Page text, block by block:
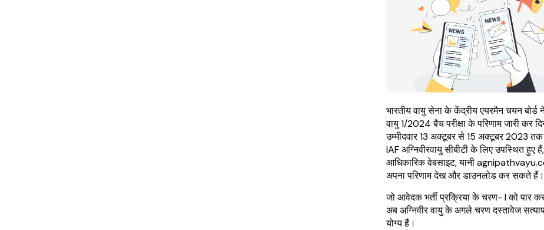
भारतीय वायु सेना के केंद्रीय एयरमैन चयन बोर्ड
वायु 1/2024 बैच परीक्षा के परिणाम जारी कर
उम्मीदवार 13 अक्टूबर से 15 अक्टूबर 2023
IAF अग्निवीरवायु सीबीटी के लिए उपस्थित हुए
आधिकारिक वेबसाइट, यानी
अपना परिणाम देख और डाउनलोड कर सकते हैं।
जो आवेदक भर्ती प्रक्रिया के चरण- I को पार
अब अग्निवीर वायु के अगले चरण दस्तावेज
योग्य हैं।